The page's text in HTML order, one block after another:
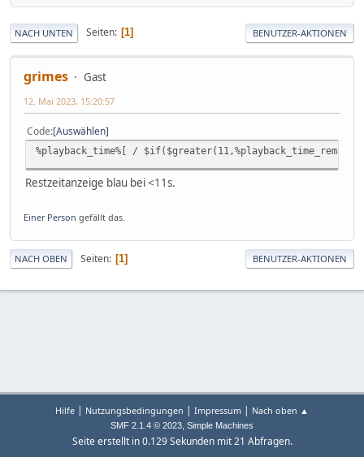
NACH UNTEN Seiten 1 BENUTZER-AKTIONEN
grimes Gast
12. Mai 2023, 15:20:57
Code Auswählen
%playback_time%[ /
Restzeitanzeige blau bei <11s.
Einer Person gefällt das.
NACH OBEN Seiten 1 BENUTZER-AKTIONEN
Hilfe | Nutzungsbedingungen | Impressum | Nach oben ▲
SMF 2.1.4 © 2023, Simple Machines
Seite erstellt in 0.129 Sekunden mit 21 Abfragen.